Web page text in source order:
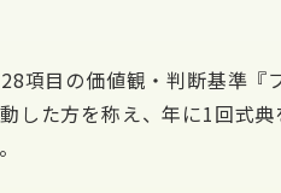
項目の価値観・判断基準『
動した方を称え、年に1回式